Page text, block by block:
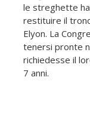
le streghette
restituire il
Elyon. La
tenersi pronte
richiedesse il
7 anni.